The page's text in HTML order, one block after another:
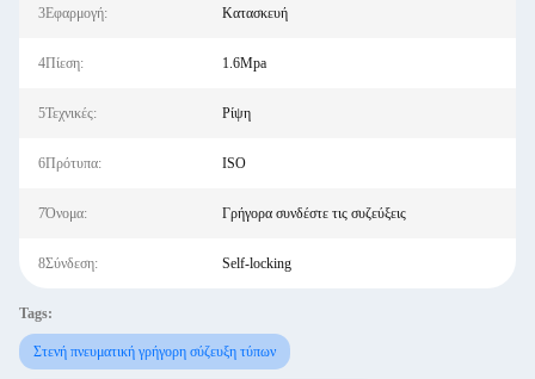
3Εφαρμογή: Κατασκευή
4Πίεση: 1.6Mpa
5Τεχνικές: Ρίψη
6Πρότυπα: ISO
7Όνομα: Γρήγορα συνδέστε τις συζεύξεις
8Σύνδεση: Self-locking
Tags:
Στενή πνευματική γρήγορη σύζευξη τύπων